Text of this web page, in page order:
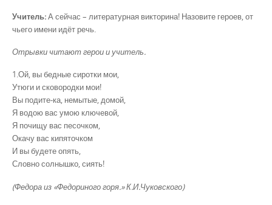
Учитель:А сейчас – литературная викторина! Назовите героев, от
чьего имени идёт речь.
Отрывки читают герои и учитель.
1.Ой, вы бедные сиротки мои,
Утюги и сковородки мои!
Вы подите-ка, немытые, домой,
Я водою вас умою ключевой,
Я почищу вас песочком,
Окачу вас кипяточком
И вы будете опять,
Словно солнышко, сиять!
(Федора из «Федориного горя.» К.И.Чуковского)